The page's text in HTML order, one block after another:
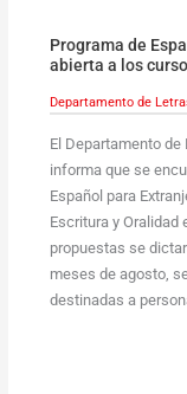
Programa de
abierta a los
Departamento de
El Departamento
informa que se
Español para
Escritura y Oralidad
propuestas se
meses de agosto,
destinadas a